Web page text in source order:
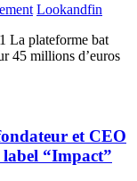
Lookandfin
La plateforme bat
45 millions d’euros
et CEO
“Impact”